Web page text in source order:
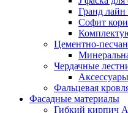
Гранд
Софит
Цементно-
Чердачные
Фальцевая
Фасадные материалы
Гибкий кирпич